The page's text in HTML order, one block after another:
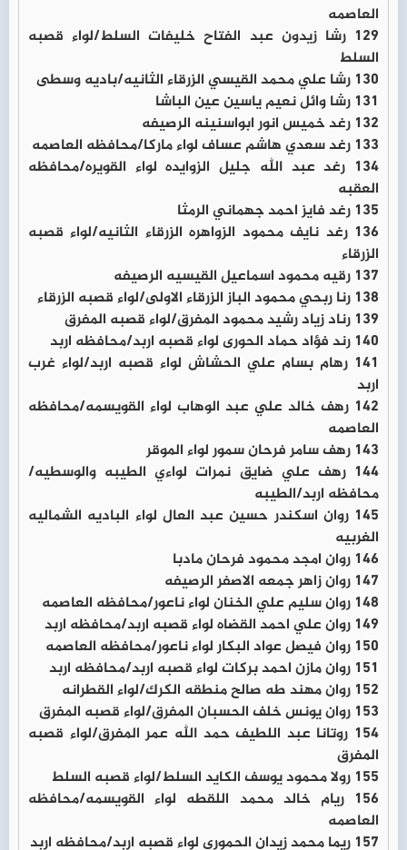
العاصمه
129 رشا زيدون عبد الفتاح خليفات السلط/لواء قصبه
السلط
130 رشا علي محمد القيسي الزرقاء الثانيه/باديه وسطى
131 رشا وائل نعيم ياسين عين الباشا
132 رغد خميس انور ابواسنينه الرصيفه
133 رغد سعدي هاشم عساف لواء ماركا/محافظه العاصمه
134 رغد عبد الله جليل الزوايده لواء القويره/محافظه
العقبه
135 رغد فايز احمد جهماني الرمثا
136 رغد نايف محمود الزواهره الزرقاء الثانيه/لواء قصبه
الزرقاء
137 رقيه محمود اسماعيل القيسيه الرصيفه
138 رنا ربحي محمود الباز الزرقاء الاولى/لواء قصبه الزرقاء
139 رناد زياد رشيد محمود المفرق/لواء قصبه المفرق
140 رند فؤاد حماد الحورى لواء قصبه اربد/محافظه اربد
141 رهام بسام علي الحشاش لواء قصبه اربد/لواء غرب
اربد
142 رهف خالد علي عبد الوهاب لواء القويسمه/محافظه
العاصمه
143 رهف سامر فرحان سمور لواء الموقر
144 رهف علي ضايق نمرات لواءي الطيبه والوسطيه/
محافظه اربد/الطيبه
145 روان اسكندر حسين عبد العال لواء الباديه الشماليه
الغربيه
146 روان امجد محمود فرحان مادبا
147 روان زاهر جمعه الاصفر الرصيفه
148 روان سليم علي الخنان لواء ناعور/محافظه العاصمه
149 روان علي احمد القضاه لواء قصبه اربد/محافظه اربد
150 روان فيصل عواد البكار لواء ناعور/محافظه العاصمه
151 روان مازن احمد بركات لواء قصبه اربد/محافظه اربد
152 روان مهند طه صالح منطقه الكرك/لواء القطرانه
153 روان يونس خلف الحسبان المفرق/لواء قصبه المفرق
154 روتانا عبد اللطيف حمد الله عمر المفرق/لواء قصبه
المفرق
155 رولا محمود يوسف الكايد السلط/لواء قصبه السلط
156 ريام خالد محمد اللقطه لواء القويسمه/محافظه
العاصمه
157 ريما محمد زيدان الحموري لواء قصبه اربد/محافظه اربد